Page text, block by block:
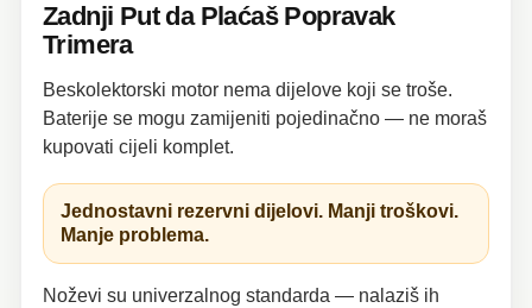
Zadnji Put da Plaćaš Popravak
Trimera
Beskolektorski motor nema dijelove koji se troše.
Baterije se mogu zamijeniti pojedinačno — ne moraš
kupovati cijeli komplet.
Jednostavni rezervni dijelovi. Manji troškovi.
Manje problema.
Noževi su univerzalnog standarda — nalaziš ih